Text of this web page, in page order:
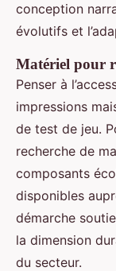
conception
évolutifs et
Matériel pour
Penser à
impressions
de test de jeu.
recherche de
composants
disponibles
démarche
la dimension
du secteur.